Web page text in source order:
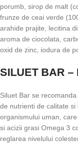
porumb, sirop de malt
frunze de ceai verde
arahide prajite, lecitina
aroma de ciocolata,
oxid de zinc, iodura de
SILUET BAR –
Siluet Bar se
de nutrienti de calitate
organismului uman,
si acizii grasi Omega 3
reglarea nivelului